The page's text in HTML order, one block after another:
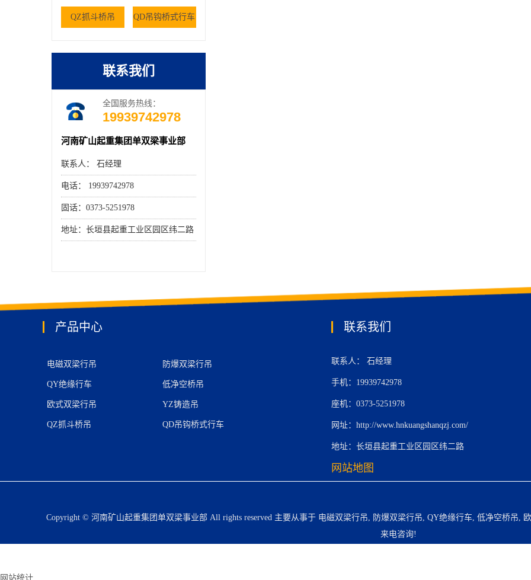
QZ抓斗桥吊 QD吊钩桥式行车
联系我们
全国服务热线：
19939742978
河南矿山起重集团单双梁事业部
联系人： 石经理
电话： 19939742978
固话：0373-5251978
地址：长垣县起重工业区园区纬二路
产品中心
电磁双梁行吊 防爆双梁行吊
QY绝缘行车 低净空桥吊
欧式双梁行吊 YZ铸造吊
QZ抓斗桥吊 QD吊钩桥式行车
联系我们
联系人： 石经理
手机：19939742978
座机：0373-5251978
网址：http://www.hnkuangshanqzj.com/
地址：长垣县起重工业区园区纬二路
网站地图
Copyright © 河南矿山起重集团单双梁事业部 All rights reserved 主要从事于 电磁双梁行吊, 防爆双梁行吊, QY绝缘行车, 低净空桥吊,
来电咨询!
网站统计